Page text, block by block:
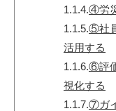
1.1.4.④労
1.1.5.⑤社
活用する
1.1.6.⑥評
視化する
1.1.7.⑦ガ